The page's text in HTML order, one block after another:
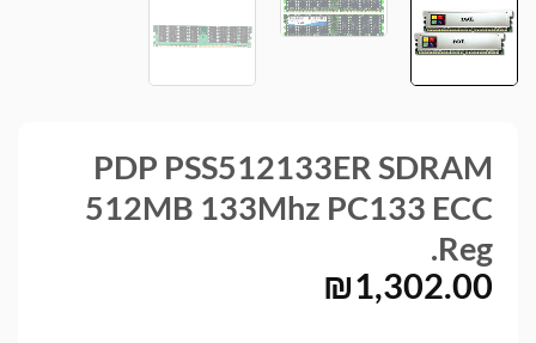
PDP PSS512133ER SDRAM
512MB 133Mhz PC133 ECC
Reg.
₪1,302.00